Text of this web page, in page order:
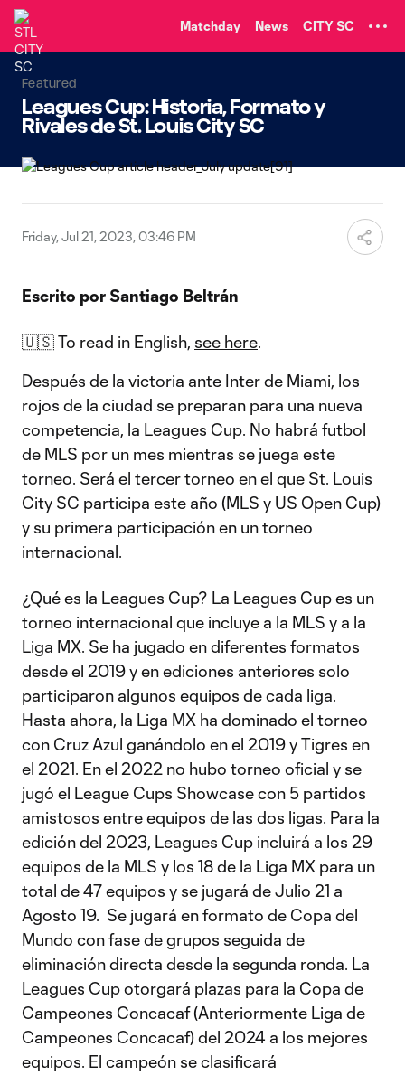
Matchday News CITY SC
Featured
Leagues Cup: Historia, Formato y
Rivales de St. Louis City SC
Friday, Jul 21, 2023, 03:46 PM
Escrito por Santiago Beltrán
🇺🇸 To read in English, see here.
Después de la victoria ante Inter de Miami, los
rojos de la ciudad se preparan para una nueva
competencia, la Leagues Cup. No habrá futbol
de MLS por un mes mientras se juega este
torneo. Será el tercer torneo en el que St. Louis
City SC participa este año (MLS y US Open Cup)
y su primera participación en un torneo
internacional.
¿Qué es la Leagues Cup? La Leagues Cup es un
torneo internacional que incluye a la MLS y a la
Liga MX. Se ha jugado en diferentes formatos
desde el 2019 y en ediciones anteriores solo
participaron algunos equipos de cada liga.
Hasta ahora, la Liga MX ha dominado el torneo
con Cruz Azul ganándolo en el 2019 y Tigres en
el 2021. En el 2022 no hubo torneo oficial y se
jugó el League Cups Showcase con 5 partidos
amistosos entre equipos de las dos ligas. Para la
edición del 2023, Leagues Cup incluirá a los 29
equipos de la MLS y los 18 de la Liga MX para un
total de 47 equipos y se jugará de Julio 21 a
Agosto 19. Se jugará en formato de Copa del
Mundo con fase de grupos seguida de
eliminación directa desde la segunda ronda. La
Leagues Cup otorgará plazas para la Copa de
Campeones Concacaf (Anteriormente Liga de
Campeones Concacaf) del 2024 a los mejores
equipos. El campeón se clasificará